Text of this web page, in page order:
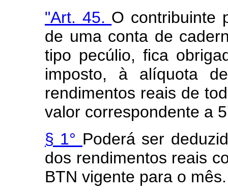
"Art. 45. O contribuinte
de uma conta de
tipo pecúlio, fica
imposto, à alíquota
rendimentos reais de
valor correspondente a
§ 1° Poderá ser
dos rendimentos reais
BTN vigente para o mês.